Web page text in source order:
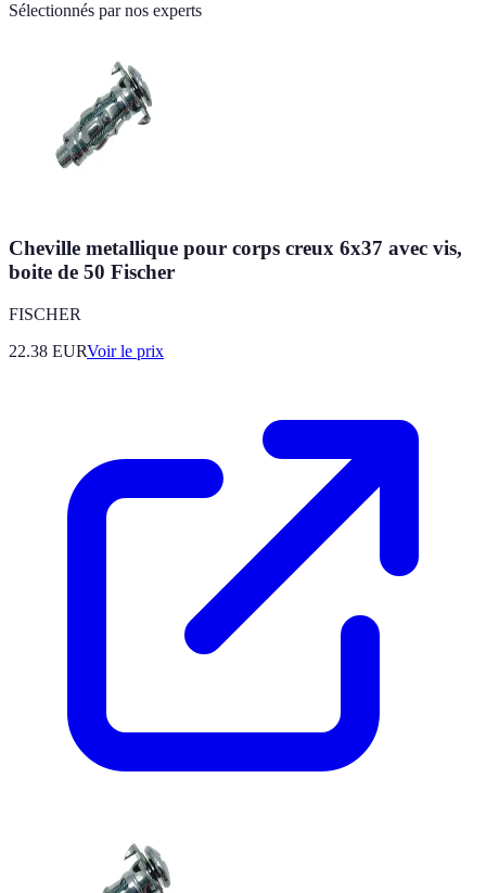
Sélectionnés par nos experts
Cheville metallique pour corps creux 6x37 avec vis,
boite de 50 Fischer
FISCHER
22.38 EURVoir le prix